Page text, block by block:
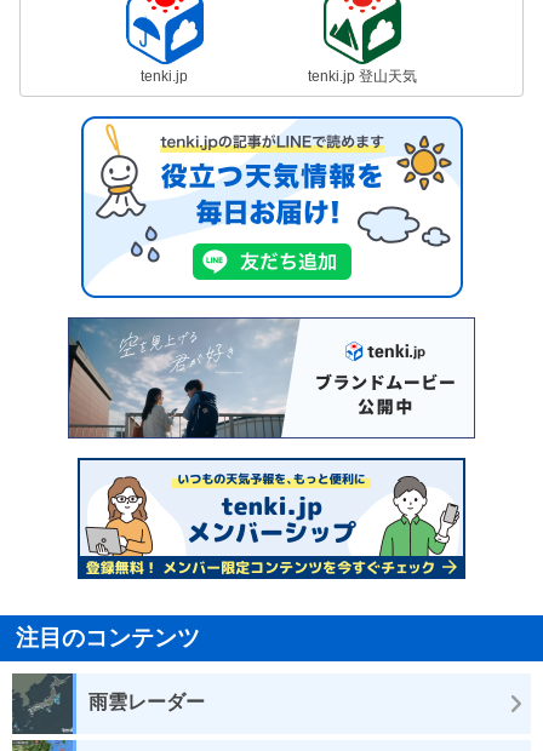
tenki.jp tenki.jp 登山天気
注目のコンテンツ
雨雲レーダー